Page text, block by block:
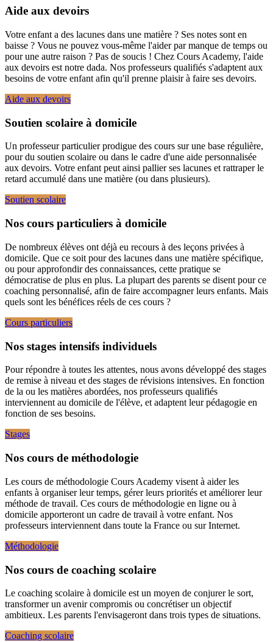
Aide aux devoirs
Votre enfant a des lacunes dans une matière ? Ses notes sont en
baisse ? Vous ne pouvez vous-même l'aider par manque de temps ou
pour une autre raison ? Pas de soucis ! Chez Cours Academy, l'aide
aux devoirs est notre dada. Nos professeurs qualifiés s'adaptent aux
besoins de votre enfant afin qu'il prenne plaisir à faire ses devoirs.
Aide aux devoirs
Soutien scolaire à domicile
Un professeur particulier prodigue des cours sur une base régulière,
pour du soutien scolaire ou dans le cadre d'une aide personnalisée
aux devoirs. Votre enfant peut ainsi pallier ses lacunes et rattraper le
retard accumulé dans une matière (ou dans plusieurs).
Soutien scolaire
Nos cours particuliers à domicile
De nombreux élèves ont déjà eu recours à des leçons privées à
domicile. Que ce soit pour des lacunes dans une matière spécifique,
ou pour approfondir des connaissances, cette pratique se
démocratise de plus en plus. La plupart des parents se disent pour ce
coaching personnalisé, afin de faire accompagner leurs enfants. Mais
quels sont les bénéfices réels de ces cours ?
Cours particuliers
Nos stages intensifs individuels
Pour répondre à toutes les attentes, nous avons développé des stages
de remise à niveau et des stages de révisions intensives. En fonction
de la ou les matières abordées, nos professeurs qualifiés
interviennent au domicile de l'élève, et adaptent leur pédagogie en
fonction de ses besoins.
Stages
Nos cours de méthodologie
Les cours de méthodologie Cours Academy visent à aider les
enfants à organiser leur temps, gérer leurs priorités et améliorer leur
méthode de travail. Ces cours de méthodologie en ligne ou à
domicile apporteront un cadre de travail à votre enfant. Nos
professeurs interviennent dans toute la France ou sur Internet.
Méthodologie
Nos cours de coaching scolaire
Le coaching scolaire à domicile est un moyen de conjurer le sort,
transformer un avenir compromis ou concrétiser un objectif
ambitieux. Les parents l'envisageront dans trois types de situations.
Coaching scolaire